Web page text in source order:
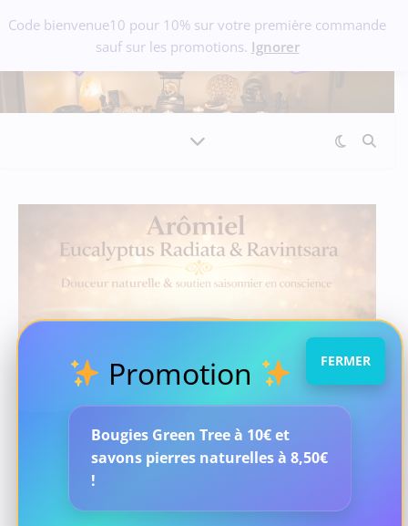
Code bienvenue10 pour 10% sur votre première commande
sauf sur les promotions. Ignorer
Promotion
Bougies Green Tree à 10€ et
savons pierres naturelles à 8,50€
!
FERMER